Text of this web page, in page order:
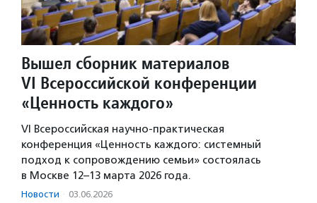
Вышел сборник материалов
VI Всероссийской конференции
«Ценность каждого»
VI Всероссийская научно-практическая
конференция «Ценность каждого: системный
подход к сопровождению семьи» состоялась
в Москве 12–13 марта 2026 года.
Новости · 03.06.2026